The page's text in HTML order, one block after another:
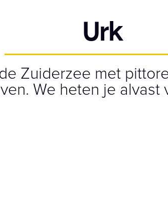
Urk
Zuiderzee met
We heten je alvast